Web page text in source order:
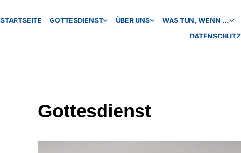
STARTSEITE GOTTESDIENST ÜBER UNS WAS TUN, WENN ...
DATENSCHUTZ
Gottesdienst